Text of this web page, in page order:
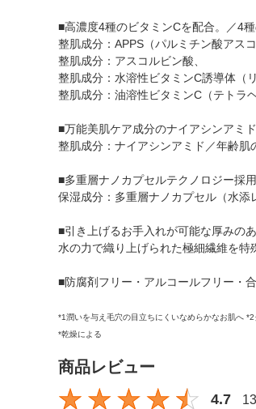
■高濃度4種のビタミンCを配合。／4
整肌成分：APPS（パルミチン酸アス
整肌成分：アスコルビン酸、
整肌成分：水溶性ビタミンC誘導体（
整肌成分：油溶性ビタミンC（テトラ
■万能美肌ケア成分のナイアシンアミド
整肌成分：ナイアシンアミド／年齢肌
■多重層ナノカプセルテクノロジー採
保湿成分：多重層ナノカプセル（水添
■引き上げるお手入れが可能な厚みの
水の力で織り上げられた極細繊維を特
■防腐剤フリー・アルコールフリー・
*1潤いを与え毛穴の目立ちにくいなめらかなお肌へ
*乾燥による
商品レビュー
4.7